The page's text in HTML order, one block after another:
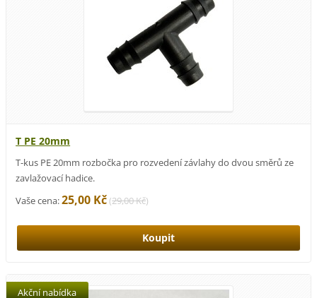
T PE 20mm
T-kus PE 20mm rozbočka pro rozvedení závlahy do dvou směrů ze
zavlažovací hadice.
Vaše cena:25,00 Kč(29,00 Kč)
Akční nabídka